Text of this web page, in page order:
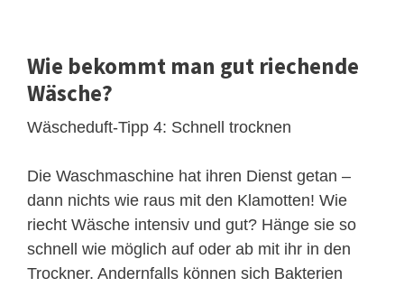
Wie bekommt man gut riechende
Wäsche?
Wäscheduft-Tipp 4: Schnell trocknen
Die Waschmaschine hat ihren Dienst getan –
dann nichts wie raus mit den Klamotten! Wie
riecht Wäsche intensiv und gut? Hänge sie so
schnell wie möglich auf oder ab mit ihr in den
Trockner. Andernfalls können sich Bakterien